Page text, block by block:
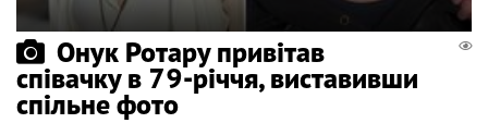
Онук Ротару привітав
співачку в 79-річчя, виставивши
спільне фото